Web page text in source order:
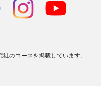
のコースを掲載しています。